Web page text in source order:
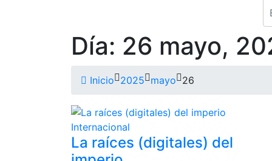
Día: 26 mayo,
Inicio 2025 mayo 26
Internacional
La raíces (digitales) del